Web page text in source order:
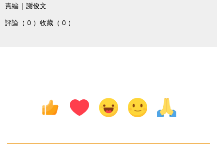
責編 | 謝俊文
評論（ 0 ） 收藏（ 0 ）